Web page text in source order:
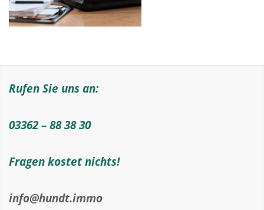
Rufen Sie uns an:
03362 – 88 38 30
Fragen kostet nichts!
info@hundt.immo